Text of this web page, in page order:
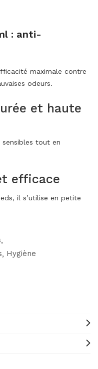
: anti-
maximale contre
odeurs.
et haute
sensibles tout en
efficace
il s’utilise en petite
Hygiène